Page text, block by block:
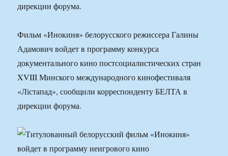
дирекции форума.
Фильм «Инокиня» белорусского режиссера Галины
Адамович войдет в программу конкурса
документального кино постсоциалистических стран
XVIII Минского международного кинофестиваля
«Лістапад», сообщили корреспонденту БЕЛТА в
дирекции форума.